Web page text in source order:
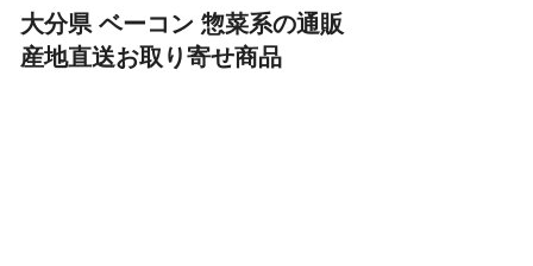
大分県 ベーコン 惣菜系の通販
産地直送お取り寄せ商品